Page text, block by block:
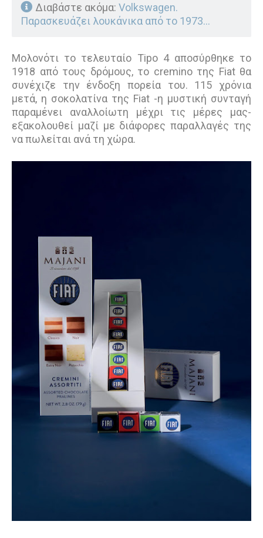
Διαβάστε ακόμα: Volkswagen.
Παρασκευάζει λουκάνικα από το 1973...
Μολονότι το τελευταίο Tipo 4 αποσύρθηκε το
1918 από τους δρόμους, το cremino της Fiat θα
συνέχιζε την ένδοξη πορεία του. 115 χρόνια
μετά, η σοκολατίνα της Fiat -η μυστική συνταγή
παραμένει αναλλοίωτη μέχρι τις μέρες μας-
εξακολουθεί μαζί με διάφορες παραλλαγές της
να πωλείται ανά τη χώρα.